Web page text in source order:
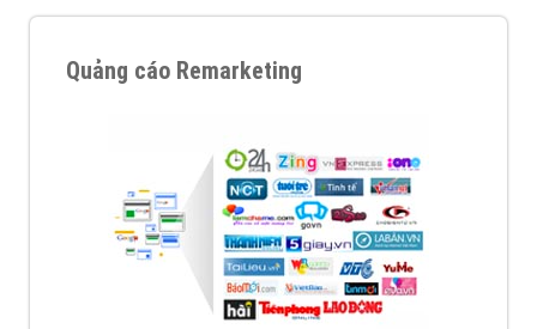
Quảng cáo Remarketing